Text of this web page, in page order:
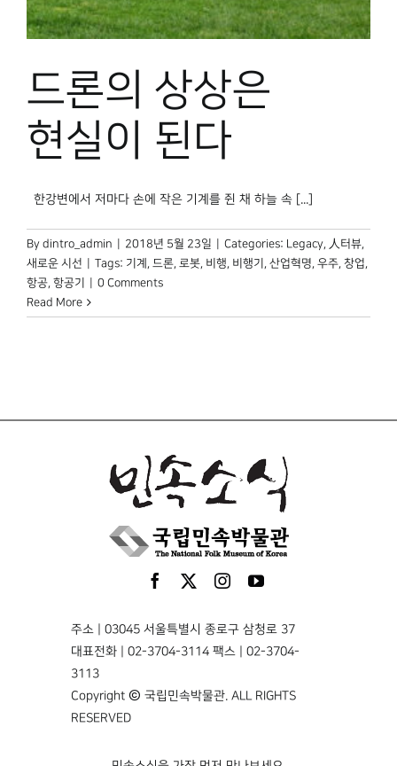
드론의 상상은
현실이 된다
한강변에서 저마다 손에 작은 기계를 쥔 채 하늘 속 [...]
By dintro_admin 2018년 5월 23일 Categories: Legacy, 人터뷰,
새로운 시선
Tags: 기계 , 드론, 로봇, 비행, 비행기 , 산업혁명, 우주, 창업,
항공, 항공기
0 Comments
Read More
주소 | 03045 서울특별시 종로구 삼청로 37
대표전화 | 02-3704-3114 팩스 | 02-3704-
3113
Copyright © 국립민속박물관. ALL RIGHTS
RESERVED